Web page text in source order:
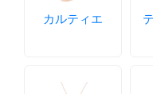
カルティエ